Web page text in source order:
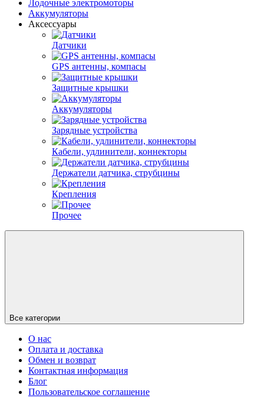
Лодочные электромоторы
Аккумуляторы
Аксессуары
Датчики
GPS антенны, компасы
Защитные крышки
Аккумуляторы
Зарядные устройства
Кабели, удлинители, коннекторы
Держатели датчика, струбцины
Крепления
Прочее
Все категории
О нас
Оплата и доставка
Обмен и возврат
Контактная информация
Блог
Пользовательское соглашение